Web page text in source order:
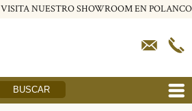
VISITA NUESTRO SHOWROOM EN POLANCO
BUSCAR